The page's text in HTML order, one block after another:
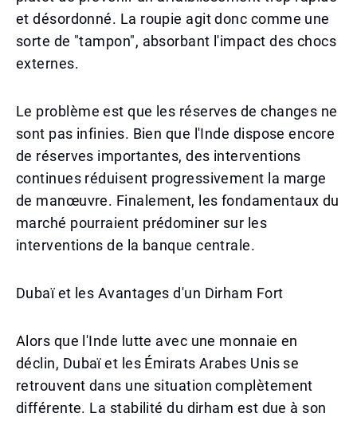
et désordonné. La roupie agit donc comme une
sorte de "tampon", absorbant l'impact des chocs
externes.
Le problème est que les réserves de changes ne
sont pas infinies. Bien que l'Inde dispose encore
de réserves importantes, des interventions
continues réduisent progressivement la marge
de manœuvre. Finalement, les fondamentaux du
marché pourraient prédominer sur les
interventions de la banque centrale.
Dubaï et les Avantages d'un Dirham Fort
Alors que l'Inde lutte avec une monnaie en
déclin, Dubaï et les Émirats Arabes Unis se
retrouvent dans une situation complètement
différente. La stabilité du dirham est due à son